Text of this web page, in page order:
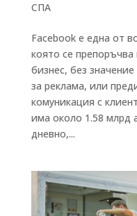
СПА
Facebook е една от
която се препоръчва
бизнес, без
за реклама, или
комуникация с
има около 1.58 млрд
дневно,...